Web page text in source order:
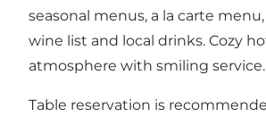
seasonal menus, a la carte
wine list and local drinks. Cozy
atmosphere with smiling service.
Table reservation is